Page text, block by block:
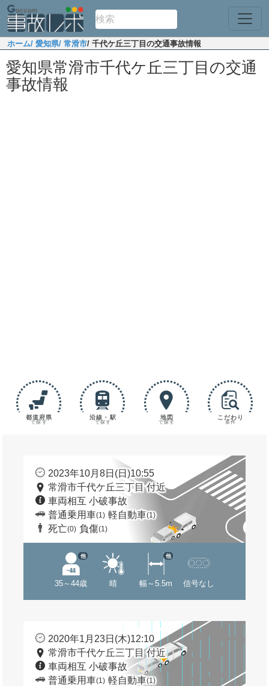
ホーム/ 愛知県/ 常滑市/ 千代ケ丘三丁目の交通事故情報
愛知県常滑市千代ケ丘三丁目の交通
事故情報
都道府県
で探す
沿線・駅
で探す
地図
で探す
こだわり
条件
2023年10月8日(日)10:55
常滑市千代ケ丘三丁目 付近
車両相互 小破事故
普通乗用車(1) 軽自動車(1)
死亡(0) 負傷(1)
35～44歳
他
晴 幅～5.5m
他
信号なし
2020年1月23日(木)12:10
常滑市千代ケ丘三丁目 付近
車両相互 小破事故
普通乗用車(1) 軽自動車(1)